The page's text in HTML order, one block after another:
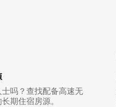
吗？查找配备高速无
期住宿房源。